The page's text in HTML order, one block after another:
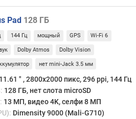
Pad 128 ГБ
144 Гц мощный GPS Wi-Fi 6
Dolby Atmos Dolby Vision
нет mini-Jack 3.5 мм
11.61 ″ , 2800x2000 пикс, 296 ppi, 144 Гц
128 ГБ, нет слота microSD
13 МП, видео 4K, селфи 8 МП
Dimensity 9000 (Mali-G710)